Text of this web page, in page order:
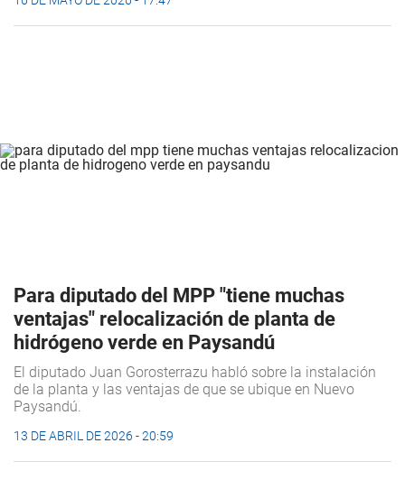
Para diputado del MPP "tiene muchas
ventajas" relocalización de planta de
hidrógeno verde en Paysandú
El diputado Juan Gorosterrazu habló sobre la instalación
de la planta y las ventajas de que se ubique en Nuevo
Paysandú.
13 DE ABRIL DE 2026 - 20:59